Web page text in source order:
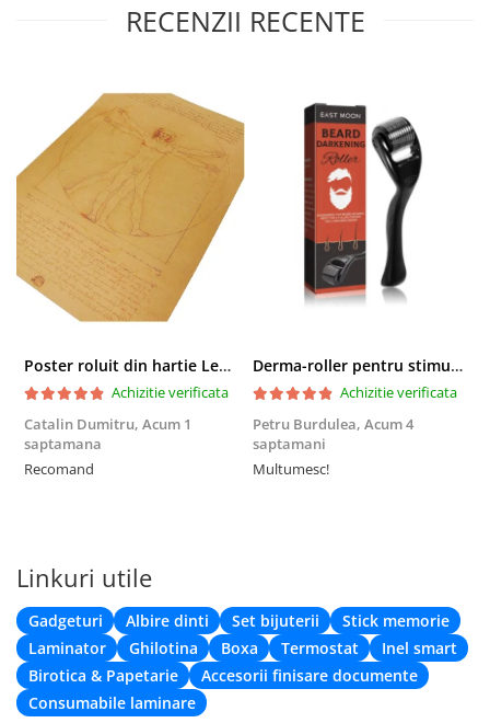
RECENZII RECENTE
Poster roluit din hartie Leonardo Da Vinci, Vitruvian Man, vintage, 51x35 cm
Achizitie verificata
Catalin Dumitru, Acum 1
saptamana
Recomand
Derma-roller pentru stimularea cresterii parului, scalp si barba, Beard Roller
Achizitie verificata
Petru Burdulea, Acum 4
saptamani
Multumesc!
Linkuri utile
Gadgeturi Albire dinti Set bijuterii
Stick memorie
Laminator
Ghilotina Boxa Termostat
Inel smart
Birotica & Papetarie
Accesorii finisare documente
Consumabile laminare